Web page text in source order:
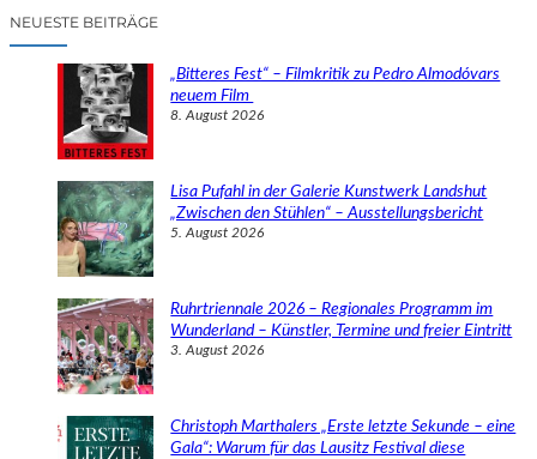
cNEUESTE BEITRÄGE
„Bitteres Fest“ – Filmkritik zu Pedro Almodóvars
neuem Film
8. August 2026
Lisa Pufahl in der Galerie Kunstwerk Landshut
„Zwischen den Stühlen“ – Ausstellungsbericht
5. August 2026
Ruhrtriennale 2026 – Regionales Programm im
Wunderland – Künstler, Termine und freier Eintritt
3. August 2026
Christoph Marthalers „Erste letzte Sekunde – eine
Gala“: Warum für das Lausitz Festival diese